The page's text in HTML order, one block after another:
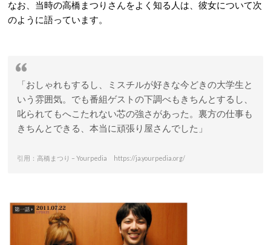
なお、当時の高橋まつりさんをよく知る人は、彼女について次
のように語っています。
「おしゃれもするし、ミスチルが好きな今どきの大学生と
いう雰囲気。でも番組ゲストの下調べもきちんとするし、
叱られてもへこたれない芯の強さがあった。裏方の仕事も
きちんとできる、本当に頑張り屋さんでした」
引用：高橋まつり – Yourpedia https://ja.yourpedia.org/